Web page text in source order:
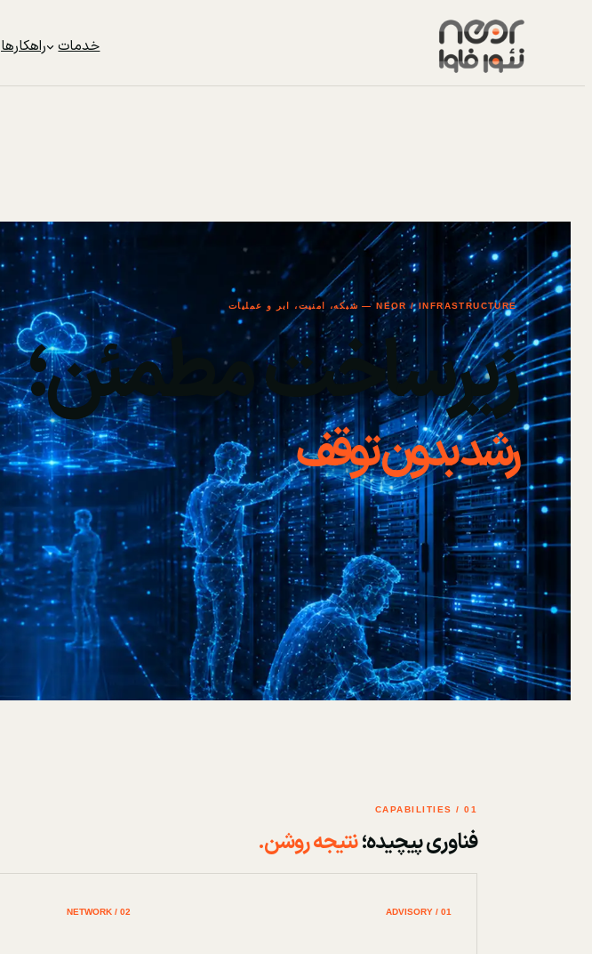
خدمات راهکارها
NEOR / INFRASTRUCTURE — شبکه، امنیت، ابر و عملیات
زیرساخت مطمئن؛
رشد بدون توقف
01 / CAPABILITIES
فناوری پیچیده؛نتیجه روشن.
01 / ADVISORY
02 / NETWORK